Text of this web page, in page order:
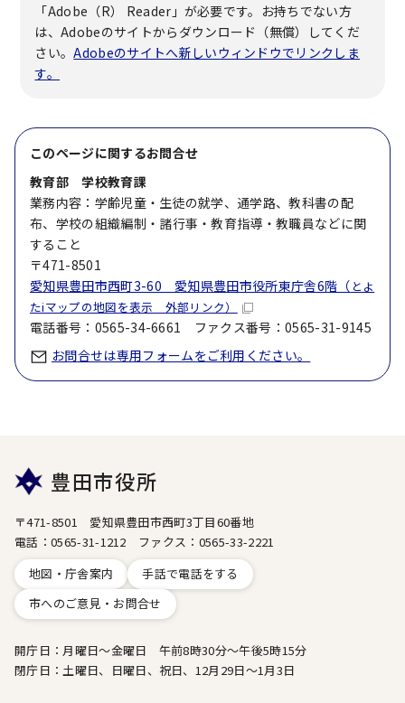
「Adobe（R） Reader」が必要です。お持ちでない方
は、Adobeのサイトからダウンロード（無償）してくだ
さい。Adobeのサイトへ新しいウィンドウでリンクしま
す。
このページに関するお問合せ
教育部 学校教育課
業務内容：学齢児童・生徒の就学、通学路、教科書の配
布、学校の組織編制・諸行事・教育指導・教職員などに関
すること
〒471-8501
愛知県豊田市西町3-60 愛知県豊田市役所東庁舎6階（ とよ
たiマップの地図を表示 外部リンク）
電話番号：0565-34-6661 ファクス番号：0565-31-9145
お問合せは専用フォームをご利用ください。
豊田市役所
〒471-8501 愛知県豊田市西町3丁目60番地
電話：0565-31-1212 ファクス：0565-33-2221
地図・庁舎案内
手話で電話をする
市へのご意見・お問合せ
開庁日：月曜日～金曜日 午前8時30分～午後5時15分
閉庁日：土曜日、日曜日、祝日、12月29日～1月3日